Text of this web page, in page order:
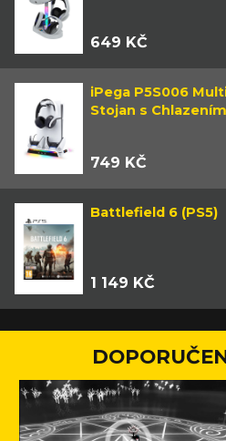
649 KČ
iPega P5S006
Stojan s
749 KČ
Battlefield 6 (PS5)
1 149 KČ